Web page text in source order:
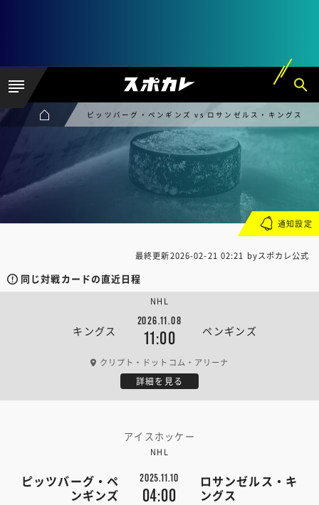
ピッツバーグ・ペンギンズ vs ロサンゼルス・キングス
最終更新2026-02-21 02:21 byスポカレ公式
同じ対戦カードの直近日程
キングス
2026.11.08
11:00 ペンギンズ
NHL
クリプト・ドットコム・アリーナ
詳細を見る
アイスホッケー
NHL
ピッツバーグ・ペ
ンギンズ
2025.11.10
04:00
ロサンゼルス・キ
ングス
通知設定